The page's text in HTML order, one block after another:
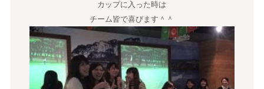
カップに入った時は
チーム皆で喜びます＾＾